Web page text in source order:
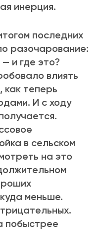
инерция.
последних
разочарование:
и где это?
влиять
как теперь
И с ходу
в сельском
на это
меньше.
побыстрее